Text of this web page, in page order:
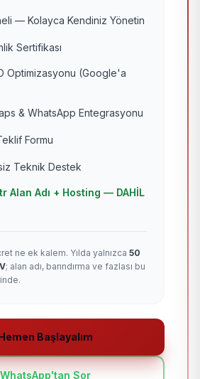
— Kolayca Kendiniz Yönetin
Sertifikası
Optimizasyonu (Google'a
& WhatsApp Entegrasyonu
Formu
Teknik Destek
Alan Adı + Hosting — DAHİL
ne ek kalem. Yılda yalnızca 50
; alan adı, barındırma ve fazlası bu
Başlayalım
WhatsApp'tan Sor